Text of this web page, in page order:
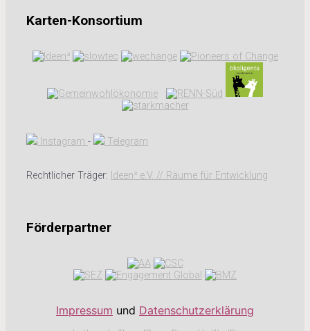
Karten-Konsortium
Instagram - Telegram
Rechtlicher Träger: Ideen³ e.V. // Räume für Entwicklung
Förderpartner
Impressum und Datenschutzerklärung